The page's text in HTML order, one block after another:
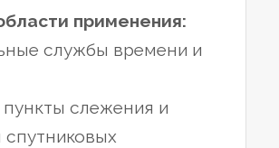
применения:
службы времени и
слежения и
спутниковых